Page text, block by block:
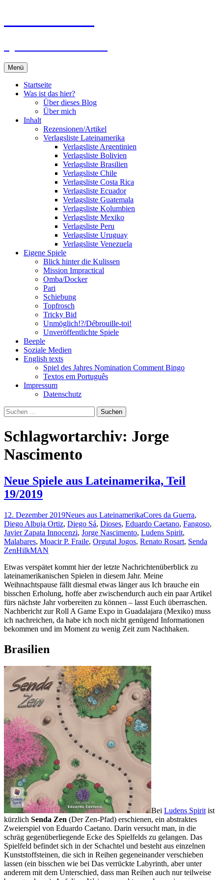
Menü
Startseite
Was ist das hier?
Über dieses Blog
Über mich
Inhalt
Rezensionen/Artikel
Verlagsliste Lateinamerika
Verlagsliste Argentinien
Verlagsliste Bolivien
Verlagsliste Brasilien
Verlagsliste Chile
Verlagsliste Costa Rica
Verlagsliste Ecuador
Verlagsliste Guatemala
Verlagsliste Kolumbien
Verlagsliste Mexiko
Verlagsliste Peru
Verlagsliste Uruguay
Verlagsliste Venezuela
Eigene Spiele
Blick hinter die Kulissen
Mission Impractical
Omba/Docker
Pari
Schiebung
Topfrosch
Tricky Bid
Unmöglich!?/Débrouille-toi!
Unveröffentlichte Spiele
Beeple
Soziale Medien
English texts
Spiel des Jahres Nomination Comment Bingo
Textos em Português
Impressum
Datenschutz
Suchen
nach:
Schlagwortarchiv: Jorge
Nascimento
Neue Spiele aus Lateinamerika, Teil
19/2019
12. Dezember 2019Neues aus LateinamerikaCores da Guerra,
Diego Albuja Ortiz, Diego Sá, Dioses, Eduardo Caetano, Fangoso,
Javier Zapata Innocenzi, Jorge Nascimento, Ludens Spirit,
Malabares, Moacir P. Fraile, Orgutal Jogos, Renato Rosart, Senda
ZenHilkMAN
Etwas verspätet kommt hier der letzte Nachrichtenüberblick zu
lateinamerikanischen Spielen in diesem Jahr. Meine
Weihnachtspause fällt diesmal etwas länger aus Ich brauche ein
bisschen Erholung, hoffe aber zwischendurch auch ein paar Artikel
fürs nächste Jahr vorbereiten zu können – lasst Euch überraschen.
Nachbericht zur Roll A Game Expo in Guadalajara (Mexiko) muss
ich nachreichen, da habe ich noch nicht genügend Informationen
bekommen und im Moment zu wenig Zeit zum Nachhaken.
Brasilien
Bei Ludens Spirit ist
kürzlich Senda Zen (Der Zen-Pfad) erschienen, ein abstraktes
Zweierspiel von Eduardo Caetano. Darin versucht man, in die
schräg gegenüberliegende Ecke des Spielfelds zu gelangen. Das
Spielfeld befindet sich in der Schachtel und besteht aus einzelnen
Kunststoffsteinen, die sich in Reihen gegeneinander verschieben
lassen (ein bisschen wie bei Das verrückte Labyrinth, aber unter
anderem mit dem Unterschied, dass man Reihen auch nur teilweise